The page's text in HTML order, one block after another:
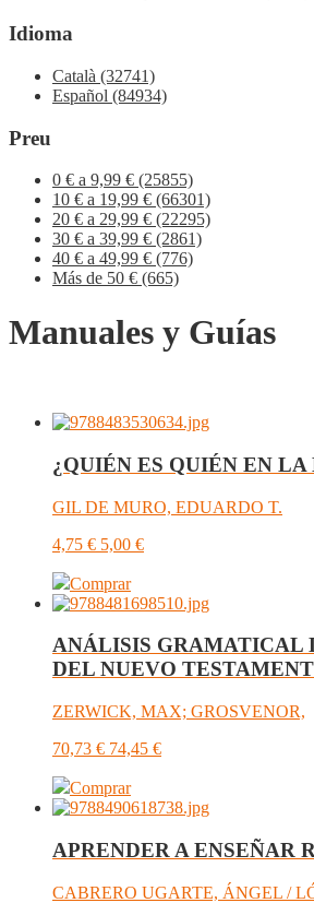
Idioma
Català (32741)
Español (84934)
Preu
0 € a 9,99 € (25855)
10 € a 19,99 € (66301)
20 € a 29,99 € (22295)
30 € a 39,99 € (2861)
40 € a 49,99 € (776)
Más de 50 € (665)
Manuales y Guías
¿QUIÉN ES QUIÉN EN
GIL DE MURO, EDUARDO T.
4,75 € 5,00 €
Comprar
ANÁLISIS GRAMATICAL
DEL NUEVO
ZERWICK, MAX; GROSVENOR,
70,73 € 74,45 €
Comprar
APRENDER A ENSEÑAR
CABRERO UGARTE, ÁNGEL /